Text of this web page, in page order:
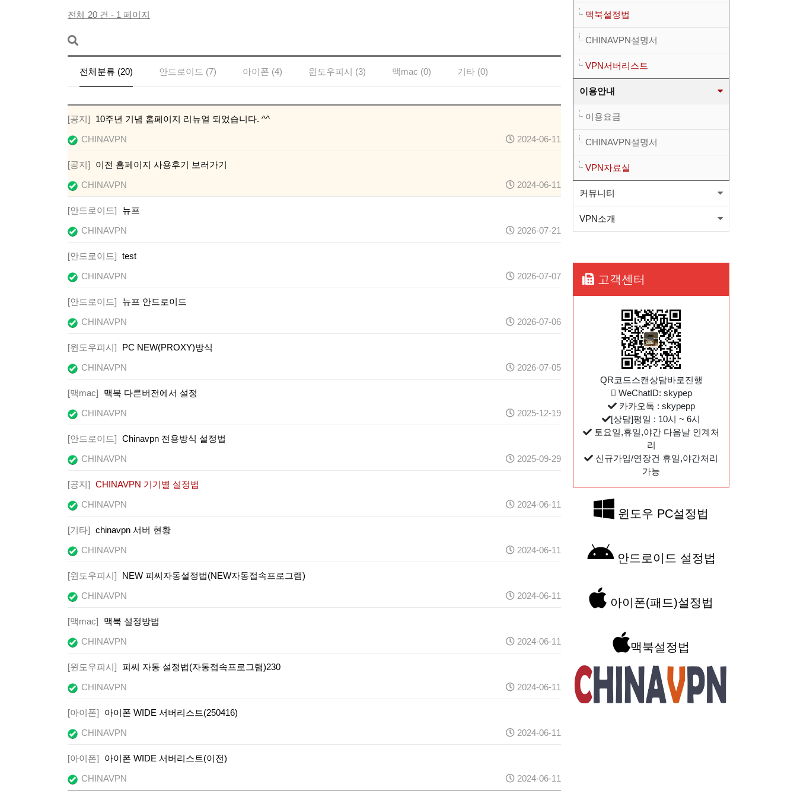
전체 20 건 - 1 페이지
전체분류 (20) 안드로이드 (7) 아이폰 (4) 윈도우피시 (3) 맥mac (0) 기타 (0)
[공지]
10주년 기념 홈페이지 리뉴얼 되었습니다. ^^
CHINAVPN
2024-06-11
[공지]
이전 홈페이지 사용후기 보러가기
CHINAVPN
2024-06-11
[안드로이드]
뉴프
CHINAVPN
2026-07-21
[안드로이드] test
CHINAVPN
2026-07-07
[안드로이드]
뉴프 안드로이드
CHINAVPN
2026-07-06
[윈도우피시]
PC NEW(PROXY)방식
CHINAVPN
2026-07-05
[맥mac]
맥북 다른버전에서 설정
CHINAVPN
2025-12-19
[안드로이드] Chinavpn 전용방식 설정법
CHINAVPN
2025-09-29
[공지] CHINAVPN 기기별 설정법
CHINAVPN
2024-06-11
[기타] chinavpn 서버 현황
CHINAVPN
2024-06-11
[윈도우피시]
NEW 피씨자동설정법(NEW자동접속프로그램)
CHINAVPN
2024-06-11
[맥mac]
맥북 설정방법
CHINAVPN
2024-06-11
[윈도우피시]
피씨 자동 설정법(자동접속프로그램)230
CHINAVPN
2024-06-11
[아이폰]
아이폰 WIDE 서버리스트(250416)
CHINAVPN
2024-06-11
[아이폰]
아이폰 WIDE 서버리스트(이전)
CHINAVPN
2024-06-11
니다.(적용법본문참고)
뉴프방식 베타런칭(윈도우, 안
공지
KT서버 삭제 예정공지
와이드 방식 sk1번/sk2번
니다.(적용법본문참고)
이 변경 되었습니다.(적용법본
문참고)
와이드 방식 sk1번/sk2번
OVPN파일이 업그레드 되었습
니다.(적용법본문참고)
맥북설정법
CHINAVPN설명서
VPN서버리스트
이용안내
이용요금
CHINAVPN설명서
VPN자료실
커뮤니티
VPN소개
고객센터
QR코드스캔상담바로진행
WeChatID: skypep
카카오톡 : skypepp
[상담]평일 : 10시 ~ 6시
토요일,휴일,야간 다음날 인계처
리
신규가입/연장건 휴일,야간처리
가능
윈도우 PC설정법
안드로이드 설정법
아이폰(패드)설정법
맥북설정법